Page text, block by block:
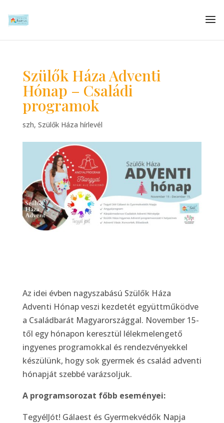
Szülők Háza Adventi
Hónap – Családi
programok
szh, Szülők Háza hírlevél
Az idei évben nagyszabású Szülők Háza
Adventi Hónap veszi kezdetét együttműködve
a Családbarát Magyarországgal. November 15-
től egy hónapon keresztül lélekmelengető
ingyenes programokkal és rendezvényekkel
készülünk, hogy sok gyermek és család adventi
hónapját szebbé varázsoljuk.
A programsorozat főbb eseményei:
TegyélJót! Gálaest és Gyermekvédők Napja